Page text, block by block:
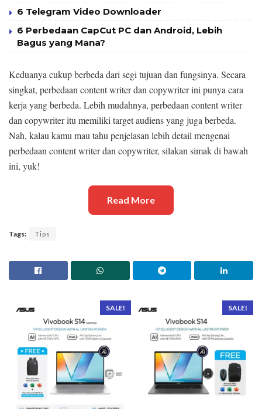
6 Telegram Video Downloader
6 Perbedaan CapCut PC dan Android, Lebih
Bagus yang Mana?
Keduanya cukup berbeda dari segi tujuan dan fungsinya. Secara
singkat, perbedaan content writer dan copywriter ini punya cara
kerja yang berbeda. Lebih mudahnya, perbedaan content writer
dan copywriter itu memiliki target audiens yang juga berbeda.
Nah, kalau kamu mau tahu penjelasan lebih detail mengenai
perbedaan content writer dan copywriter, silakan simak di bawah
ini, yuk!
Read More
Tags: Tips
SALE! SALE!